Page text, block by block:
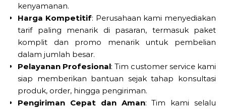
kenyamanan.
Harga Kompetitif: Perusahaan kami menyediakan
tarif paling menarik di pasaran, termasuk paket
komplit dan promo menarik untuk pembelian
dalam jumlah besar.
Pelayanan Profesional: Tim customer service kami
siap memberikan bantuan sejak tahap konsultasi
produk, order, hingga pengiriman.
Pengiriman Cepat dan Aman: Tim kami selalu